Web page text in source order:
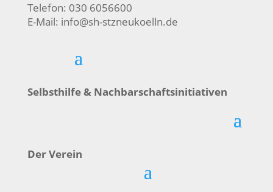
Telefon: 030 6056600
E-Mail: info@sh-stzneukoelln.de
Selbsthilfe & Nachbarschaftsinitiativen
Der Verein